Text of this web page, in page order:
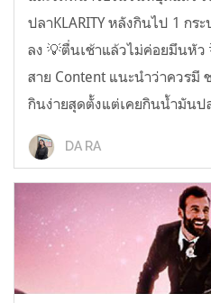
ปลาKLARITY หลังกินไป 1 ก
ลง 💡ตื่นเช้าแล้วไม่ค่อยมึนหัว
สาย Content แนะนำว่าควรมี
กินง่ายสุดตั้งแต่เคยกินน้ำมันป
DA RA